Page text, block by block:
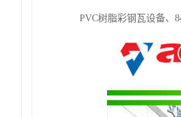
PVC树脂彩钢瓦设备、